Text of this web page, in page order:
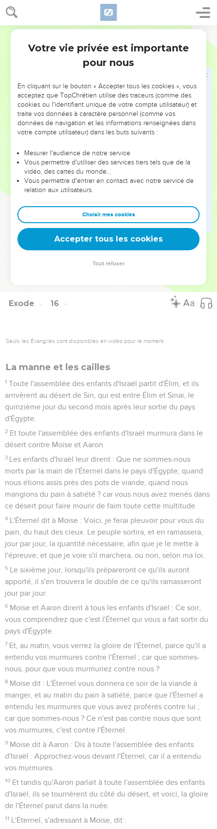
Exode 15
car il a fait éclater sa gloire ; Il a précipité dans la mer le
cheval et son cavalier.
L'eau de Mara
Moïse fit partir Israël de la mer Rouge. Ils prirent la
direction du désert de Schur ; et, après trois journées de
marche dans le désert, ils ne trouvèrent point d'eau.
Ils arrivèrent à Mara ; mais ils ne purent pas boire l'eau de
Mara parce qu'elle était amère. C'est pourquoi ce lieu fut
appelé Mara.
Le peuple murmura contre Moïse, en disant : Que boirons-
Moïse cria à l'Éternel ; et l'Éternel lui indiqua un bois, qu'il
jeta dans l'eau. Et l'eau devint douce. Ce fut là que l'Éternel
donna au peuple des lois et des ordonnances, et ce fut là
qu'il le mit à l'épreuve.
Il dit : Si tu écoutes attentivement la voix de l'Éternel, ton
Dieu, si tu fais ce qui est droit à ses yeux, si tu prêtes l'oreille
à ses commandements, et si tu observes toutes ses lois, je
ne te frapperai d'aucune des maladies dont j'ai frappé les
Exode 16
Seuls les Évangiles sont disponibles en vidéo pour le moment.
La manne et les cailles
1 Toute l'assemblée des enfants d'Israël partit d'Élim, et ils
arrivèrent au désert de Sin, qui est entre Élim et Sinaï, le
quinzième jour du second mois après leur sortie du pays
d'Égypte.
2 Et toute l'assemblée des enfants d'Israël murmura dans le
désert contre Moïse et Aaron.
3 Les enfants d'Israël leur dirent : Que ne sommes-nous
morts par la main de l'Éternel dans le pays d'Égypte, quand
nous étions assis près des pots de viande, quand nous
mangions du pain à satiété ? car vous nous avez menés dans
ce désert pour faire mourir de faim toute cette multitude.
4 L'Éternel dit à Moïse : Voici, je ferai pleuvoir pour vous du
pain, du haut des cieux. Le peuple sortira, et en ramassera,
jour par jour, la quantité nécessaire, afin que je le mette à
l'épreuve, et que je voie s'il marchera, ou non, selon ma loi.
5 Le sixième jour, lorsqu'ils prépareront ce qu'ils auront
apporté, il s'en trouvera le double de ce qu'ils ramasseront
jour par jour.
6 Moïse et Aaron dirent à tous les enfants d'Israël : Ce soir,
vous comprendrez que c'est l'Éternel qui vous a fait sortir du
pays d'Égypte.
7 Et, au matin, vous verrez la gloire de l'Éternel, parce qu'il a
entendu vos murmures contre l'Éternel ; car que sommes-
nous, pour que vous murmuriez contre nous ?
8 Moïse dit : L'Éternel vous donnera ce soir de la viande à
manger, et au matin du pain à satiété, parce que l'Éternel a
entendu les murmures que vous avez proférés contre lui ;
car que sommes-nous ? Ce n'est pas contre nous que sont
vos murmures, c'est contre l'Éternel.
9 Moïse dit à Aaron : Dis à toute l'assemblée des enfants
d'Israël : Approchez-vous devant l'Éternel, car il a entendu
vos murmures.
10 Et tandis qu'Aaron parlait à toute l'assemblée des enfants
d'Israël, ils se tournèrent du côté du désert, et voici, la gloire
de l'Éternel parut dans la nuée.
11 L'Éternel, s'adressant à Moïse, dit :
Votre vie privée est importante
pour nous
En cliquant sur le bouton « Accepter tous les cookies », vous
acceptez que TopChrétien utilise des traceurs (comme des
cookies ou l'identifiant unique de votre compte utilisateur) et
traite vos données à caractère personnel (comme vos
données de navigation et les informations renseignées dans
votre compte utilisateur) dans les buts suivants :
Mesurer l'audience de notre service
Vous permettre d'utiliser des services tiers tels que de la
vidéo, des cartes du monde…
Vous permettre d'entrer en contact avec notre service de
relation aux utilisateurs.
Choisir mes cookies
Accepter tous les cookies
Tout refuser